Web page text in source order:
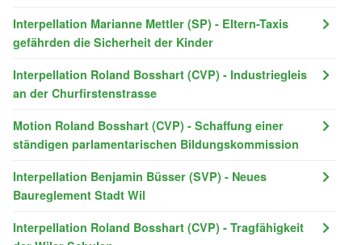
Interpellation Marianne Mettler (SP) - Eltern-Taxis
gefährden die Sicherheit der Kinder
Interpellation Roland Bosshart (CVP) - Industriegleis
an der Churfirstenstrasse
Motion Roland Bosshart (CVP) - Schaffung einer
ständigen parlamentarischen Bildungskommission
Interpellation Benjamin Büsser (SVP) - Neues
Baureglement Stadt Wil
Interpellation Roland Bosshart (CVP) - Tragfähigkeit